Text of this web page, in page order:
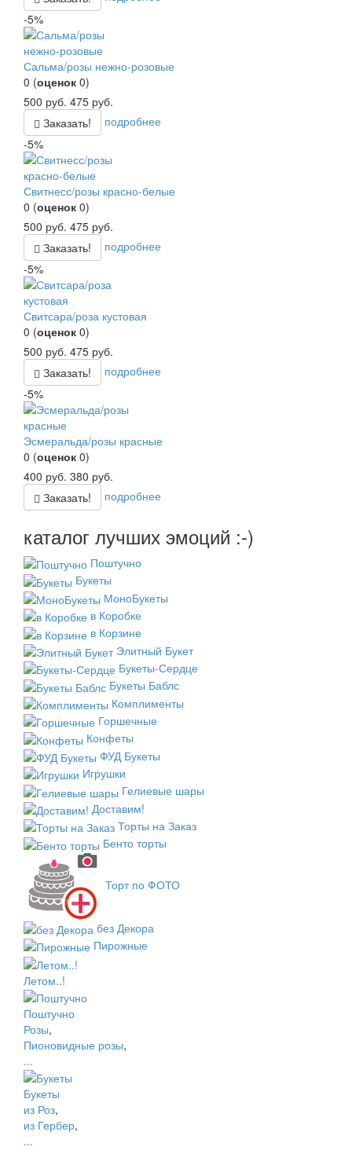
-5%
Сальма/розы нежно-розовые
0 (оценок 0)
500 руб. 475 руб.
Заказать!
подробнее
-5%
Свитнесс/розы красно-белые
0 (оценок 0)
500 руб. 475 руб.
Заказать!
подробнее
-5%
Свитсара/роза кустовая
0 (оценок 0)
500 руб. 475 руб.
Заказать!
подробнее
-5%
Эсмеральда/розы красные
0 (оценок 0)
400 руб. 380 руб.
Заказать!
подробнее
каталог лучших эмоций :-)
Поштучно
Букеты
МоноБукеты
в Коробке
в Корзине
Элитный Букет
Букеты-Сердце
Букеты Баблс
Комплименты
Горшечные
Конфеты
ФУД Букеты
Игрушки
Гелиевые шары
Доставим!
Торты на Заказ
Бенто торты
Торт по ФОТО
без Декора
Пирожные
Летом..!
Поштучно
Розы,
Пионовидные розы,
...
Букеты
из Роз,
из Гербер,
...